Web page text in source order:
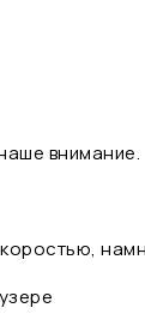
внимание.